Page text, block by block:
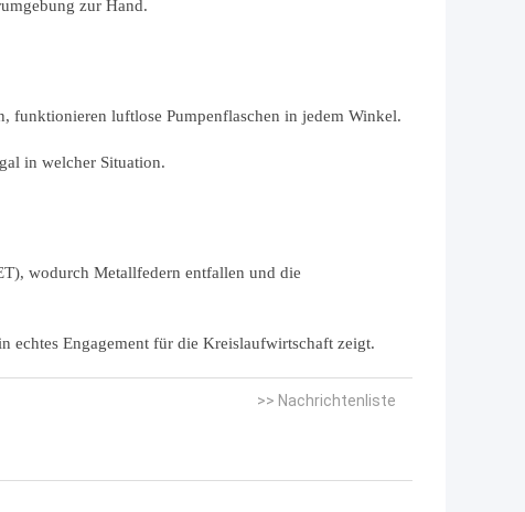
zur Hand.
funktionieren luftlose Pumpenflaschen in jedem Winkel.
in welcher Situation.
wodurch Metallfedern entfallen und die
echtes Engagement für die Kreislaufwirtschaft zeigt.
>> Nachrichtenliste